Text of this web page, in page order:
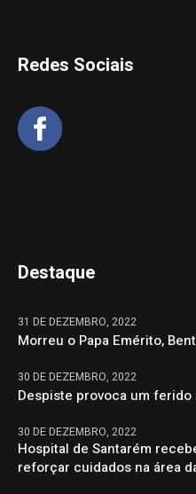
Redes Sociais
Destaque
31 DE DEZEMBRO, 2022
Morreu o Papa Emérito,
30 DE DEZEMBRO, 2022
Despiste provoca um
30 DE DEZEMBRO, 2022
Hospital de Santarém
reforçar cuidados na área